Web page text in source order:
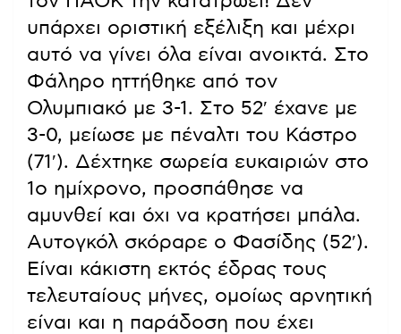
υπάρχει οριστική εξέλιξη και μέχρι
αυτό να γίνει όλα είναι ανοικτά. Στο
Φάληρο ηττήθηκε από τον
Ολυμπιακό με 3-1. Στο 52′ έχανε με
3-0, μείωσε με πέναλτι του Κάστρο
(71′). Δέχτηκε σωρεία ευκαιριών στο
1ο ημίχρονο, προσπάθησε να
αμυνθεί και όχι να κρατήσει μπάλα.
Αυτογκόλ σκόραρε ο Φασίδης (52′).
Είναι κάκιστη εκτός έδρας τους
τελευταίους μήνες, ομοίως αρνητική
είναι και η παράδοση που έχει